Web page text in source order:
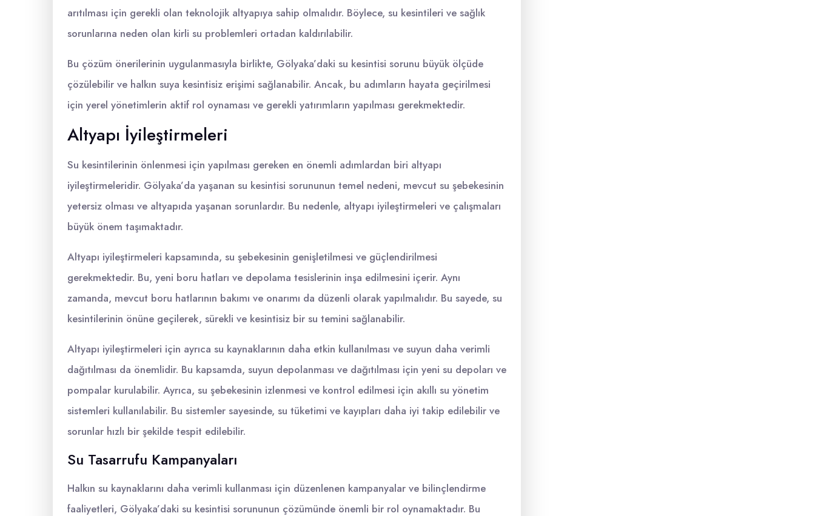
arıtılması için gerekli olan teknolojik altyapıya sahip olmalıdır. Böylece, su kesintileri ve sağlık
sorunlarına neden olan kirli su problemleri ortadan kaldırılabilir.
Bu çözüm önerilerinin uygulanmasıyla birlikte, Gölyaka’daki su kesintisi sorunu büyük ölçüde
çözülebilir ve halkın suya kesintisiz erişimi sağlanabilir. Ancak, bu adımların hayata geçirilmesi
için yerel yönetimlerin aktif rol oynaması ve gerekli yatırımların yapılması gerekmektedir.
Altyapı İyileştirmeleri
Su kesintilerinin önlenmesi için yapılması gereken en önemli adımlardan biri altyapı
iyileştirmeleridir. Gölyaka’da yaşanan su kesintisi sorununun temel nedeni, mevcut su şebekesinin
yetersiz olması ve altyapıda yaşanan sorunlardır. Bu nedenle, altyapı iyileştirmeleri ve çalışmaları
büyük önem taşımaktadır.
Altyapı iyileştirmeleri kapsamında, su şebekesinin genişletilmesi ve güçlendirilmesi
gerekmektedir. Bu, yeni boru hatları ve depolama tesislerinin inşa edilmesini içerir. Aynı
zamanda, mevcut boru hatlarının bakımı ve onarımı da düzenli olarak yapılmalıdır. Bu sayede, su
kesintilerinin önüne geçilerek, sürekli ve kesintisiz bir su temini sağlanabilir.
Altyapı iyileştirmeleri için ayrıca su kaynaklarının daha etkin kullanılması ve suyun daha verimli
dağıtılması da önemlidir. Bu kapsamda, suyun depolanması ve dağıtılması için yeni su depoları ve
pompalar kurulabilir. Ayrıca, su şebekesinin izlenmesi ve kontrol edilmesi için akıllı su yönetim
sistemleri kullanılabilir. Bu sistemler sayesinde, su tüketimi ve kayıpları daha iyi takip edilebilir ve
sorunlar hızlı bir şekilde tespit edilebilir.
Su Tasarrufu Kampanyaları
Halkın su kaynaklarını daha verimli kullanması için düzenlenen kampanyalar ve bilinçlendirme
faaliyetleri, Gölyaka’daki su kesintisi sorununun çözümünde önemli bir rol oynamaktadır. Bu